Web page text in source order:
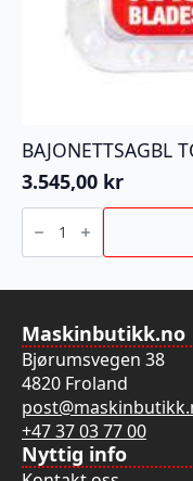
BAJONETTSAGBL
3.545,00 kr
BAJONETTSAGBL
TO
300MM
antall
Maskinbutikk.no
Bjørumsvegen 38
4820 Froland
+47 37 03 77 00
Nyttig info